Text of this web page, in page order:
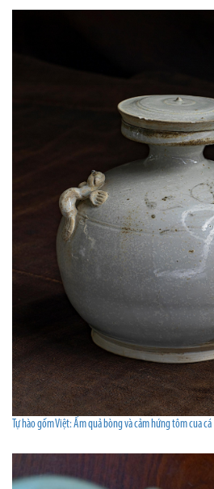
Tự hào gốm Việt: Ấm quả bòng và cảm hứng tôm cua cá